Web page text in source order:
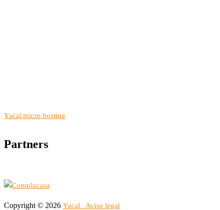
Yacal micro hosting
Partners
Copyright © 2026 Yacal Aviso legal